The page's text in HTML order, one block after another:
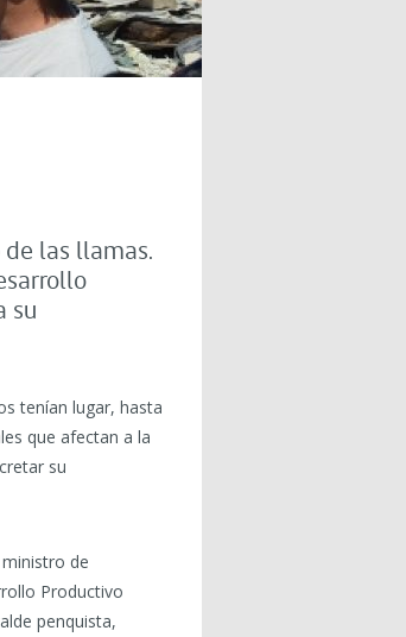
de las llamas.
su
tenían lugar, hasta
que afectan a la
su
de
Productivo
penquista,